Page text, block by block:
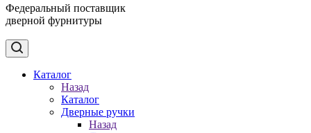
Федеральный поставщик
дверной фурнитуры
Каталог
Назад
Каталог
Дверные ручки
Назад